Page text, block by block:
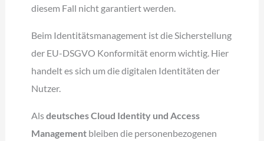
diesem Fall nicht garantiert werden.
Beim Identitätsmanagement ist die Sicherstellung
der EU-DSGVO Konformität enorm wichtig. Hier
handelt es sich um die digitalen Identitäten der
Nutzer.
Alsdeutsches Cloud Identity und Access
Managementbleiben die personenbezogenen